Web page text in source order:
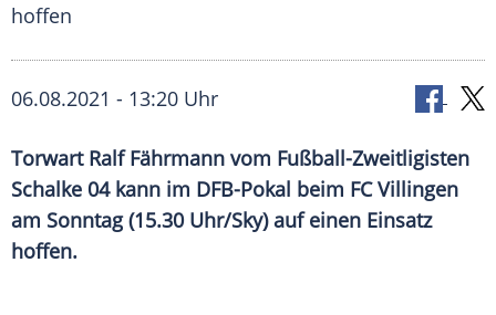
hoffen
06.08.2021 - 13:20 Uhr
Torwart Ralf Fährmann vom Fußball-Zweitligisten
Schalke 04kann im DFB-Pokal beim FC Villingen
am Sonntag (15.30 Uhr/Sky) auf einen Einsatz
hoffen.